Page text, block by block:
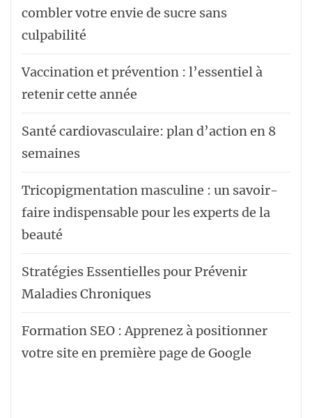
combler votre envie de sucre sans
culpabilité
Vaccination et prévention : l’essentiel à
retenir cette année
Santé cardiovasculaire: plan d’action en 8
semaines
Tricopigmentation masculine : un savoir-
faire indispensable pour les experts de la
beauté
Stratégies Essentielles pour Prévenir
Maladies Chroniques
Formation SEO : Apprenez à positionner
votre site en première page de Google